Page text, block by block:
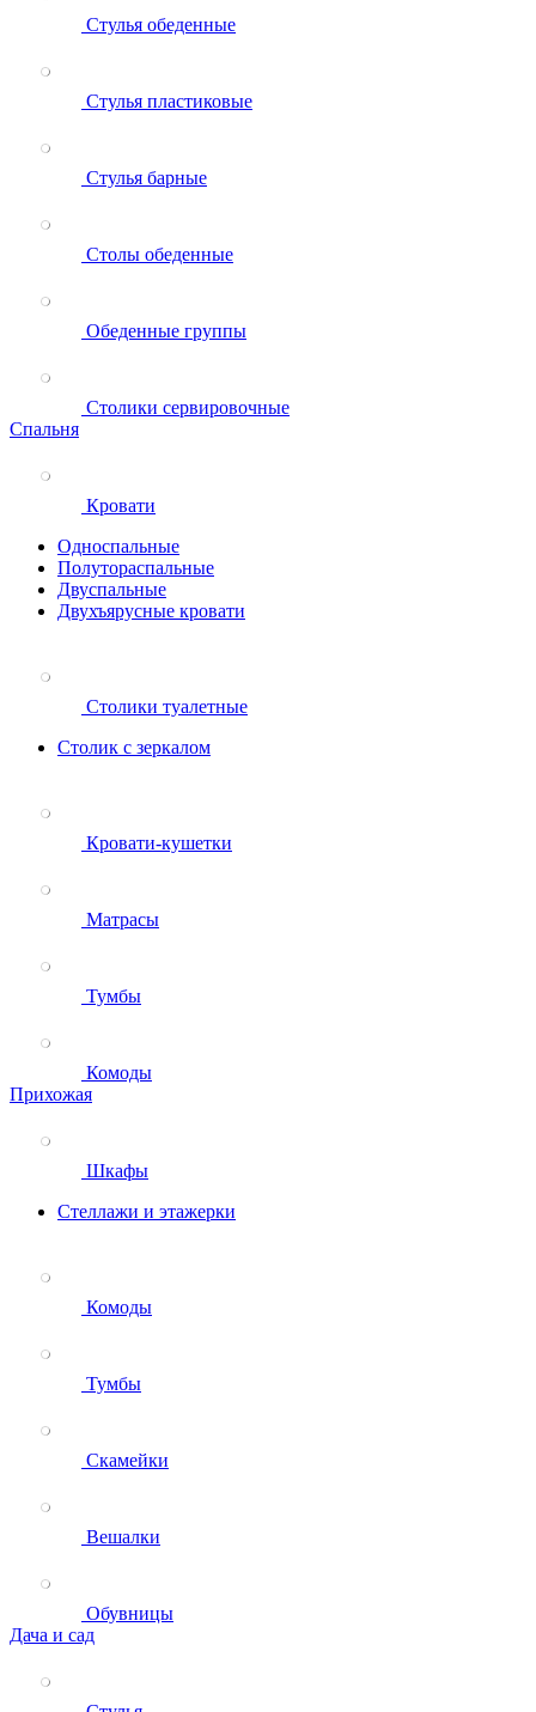
Стулья обеденные
Стулья пластиковые
Стулья барные
Столы обеденные
Обеденные группы
Столики сервировочные
Спальня
Кровати
Односпальные
Полутораспальные
Двуспальные
Двухъярусные кровати
Столики туалетные
Столик с зеркалом
Кровати-кушетки
Матрасы
Тумбы
Комоды
Прихожая
Шкафы
Стеллажи и этажерки
Комоды
Тумбы
Скамейки
Вешалки
Обувницы
Дача и сад